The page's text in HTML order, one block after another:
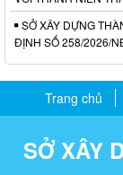
SỞ XÂY DỰNG
ĐỊNH SỐ 258/2026/
Trang chủ
SỞ XÂY